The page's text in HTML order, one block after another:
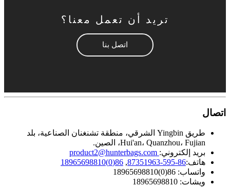
تريد أن تعمل معنا؟
اتصل بنا
اتصال
طريق Yingbin الشرقي، منطقة تشنغنان الصناعية، بلد
Hui'an، Quanzhou، Fujian، الصين.
بريد إلكتروني:
هاتف:86-595-87351963
,
86(0)18965698810
واتساب: 86(0)18965698810
ويشات: 18965698810